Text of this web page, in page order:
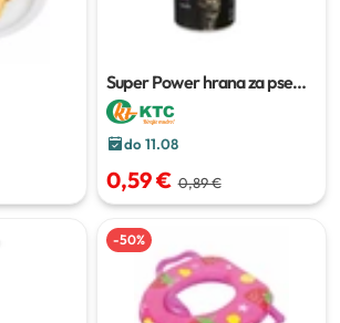
Super Power hrana za pse
415 g
do 11.08
0,59 € 0,89 €
-50%